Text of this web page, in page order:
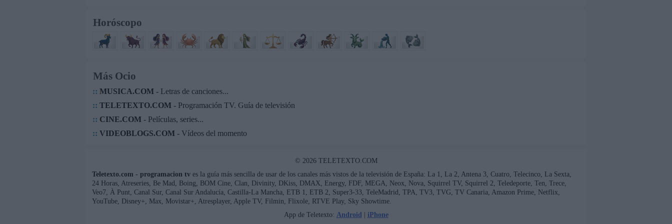
Horóscopo
Más Ocio
:: MUSICA.COM- Letras de canciones...
:: TELETEXTO.COM- Programación TV. Guía de televisión
:: CINE.COM- Películas, series...
:: VIDEOBLOGS.COM- Vídeos del momento
© 2026 TELETEXTO.COM
Teletexto.com - programacion tv es la guía más sencilla de usar de los canales más vistos de la televisión de España: La 1, La 2, Antena 3, Cuatro, Telecinco, La Sexta,
24 Horas, Atreseries, Be Mad, Boing, BOM Cine, Clan, Divinity, DKiss, DMAX, Energy, FDF, MEGA, Neox, Nova, Squirrel TV, Squirrel 2, Teledeporte, Ten, Trece,
Veo7, À Punt, Canal Sur, Canal Sur Andalucía, Castilla-La Mancha, ETB 1, ETB 2, Super3-33, TeleMadrid, TPA, TV3, TVG, TV Canaria, Amazon Prime, Netflix,
YouTube, Disney+, Max, Movistar+, Atresplayer, Apple TV, Filmin, Flixole, RTVE Play, Sky Showtime.
App de Teletexto: Android | iPhone